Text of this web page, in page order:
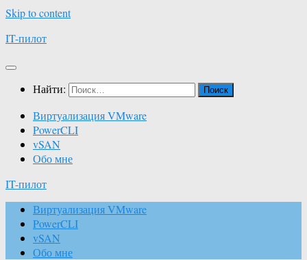
Skip to content
IT-пилот
Найти:
Виртуализация VMware
PowerCLI
vSAN
Обо мне
IT-пилот
Виртуализация VMware
PowerCLI
vSAN
Обо мне